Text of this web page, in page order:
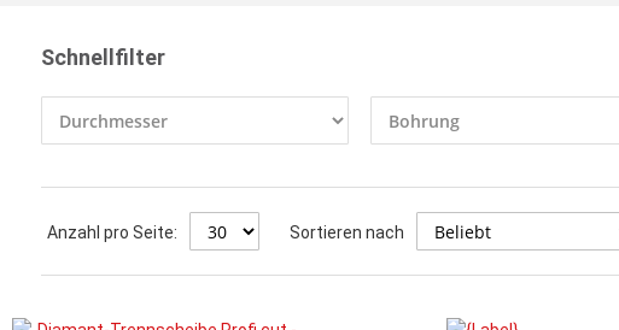
Schnellfilter
Anzahl pro Seite: Sortieren nach